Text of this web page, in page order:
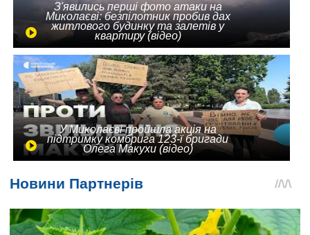
З'явились перші фото атаки на
Миколаєві: безпілотник пробив дах
житлового будинку та залетів у
квартиру (відео)
У Миколаєві пройшла акція на
підтримку комбрига 123-ї бригади
Олега Макухи (відео)